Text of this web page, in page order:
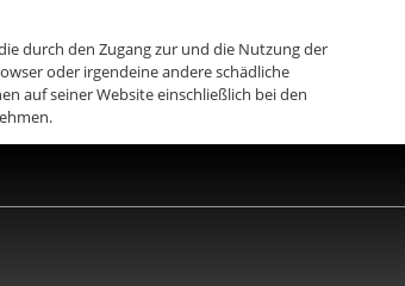
durch den Zugang zur und die Nutzung der
oder irgendeine andere schädliche
auf seiner Website einschließlich bei den